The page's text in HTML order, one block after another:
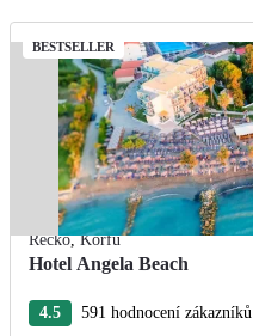
BESTSELLER
Řecko,Korfu
Hotel Angela Beach
4.5 591 hodnocení zákazníků